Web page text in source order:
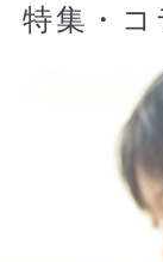
特集・コ